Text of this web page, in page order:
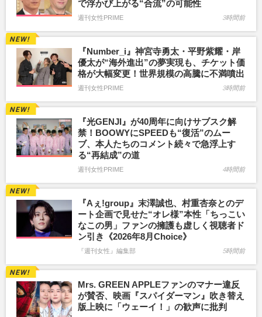
で浮かび上がる“合流”の可能性
週刊女性PRIME 3時間前
『Number_i』神宮寺勇太・平野紫耀・岸
優太が“海外進出”の夢実現も、チケット価
格が大幅変更！世界規模の高騰に不満噴出
週刊女性PRIME 3時間前
『光GENJI』が40周年に向けサブスク解
禁！BOOWYにSPEEDも“復活”のムー
ブ、本人たちのコメント続々で急浮上す
る“再結成”の道
週刊女性PRIME 4時間前
『Aぇ!group』末澤誠也、村重杏奈とのデ
ート企画で見せた“オレ様”本性「ちっこい
なこの男」ファンの擁護も虚しく視聴者ド
ン引き《2026年8月Choice》
『週刊女性』編集部 5時間前
Mrs. GREEN APPLEファンのマナー違反
が賛否、映画『スパイダーマン』吹き替え
版上映に「ウェーイ！」の歓声に批判